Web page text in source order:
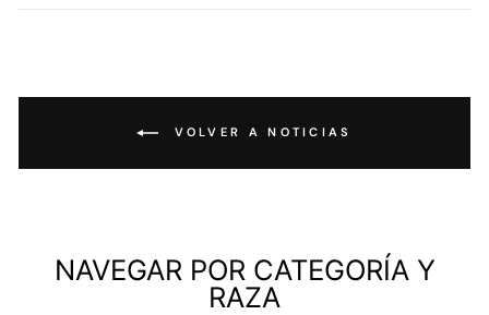
Facebook Twitter Pinterest
VOLVER A NOTICIAS
NAVEGAR POR CATEGORÍA Y
RAZA